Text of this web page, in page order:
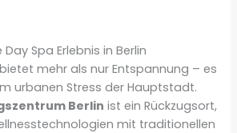
Spa Erlebnis in Berlin
bietet mehr als nur Entspannung – es
urbanen Stress der Hauptstadt.
Berlin ist ein Rückzugsort,
mit traditionellen